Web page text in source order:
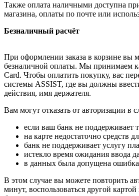
Также оплата наличными доступна
магазина, оплаты по почте или
Безналичный расчёт
При оформлении заказа в корзине вы
безналичной оплаты. Мы принимаем
Card. Чтобы оплатить покупку, вас
системы ASSIST, где вы должны
действия, имя держателя.
Вам могут отказать от авторизации в
если ваш банк не поддерживает
на карте недостаточно средств
банк не поддерживает услугу
истекло время ожидания ввода
в данных была допущена
В этом случае вы можете повторить
минут, воспользоваться другой